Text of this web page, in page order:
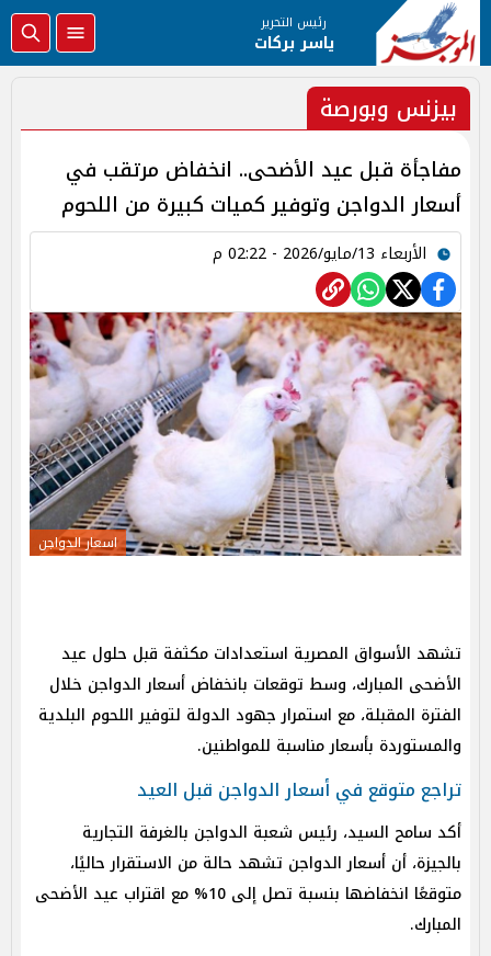
رئيس التحرير
ياسر بركات
بيزنس وبورصة
مفاجأة قبل عيد الأضحى.. انخفاض مرتقب في
أسعار الدواجن وتوفير كميات كبيرة من اللحوم
الأربعاء 13/مايو/2026 - 02:22 م
اسعار الدواجن
تشهد الأسواق المصرية استعدادات مكثفة قبل حلول عيد
الأضحى المبارك، وسط توقعات بانخفاض أسعار الدواجن خلال
الفترة المقبلة، مع استمرار جهود الدولة لتوفير اللحوم البلدية
والمستوردة بأسعار مناسبة للمواطنين.
تراجع متوقع في أسعار الدواجن قبل العيد
أكد سامح السيد، رئيس شعبة الدواجن بالغرفة التجارية
بالجيزة، أن أسعار الدواجن تشهد حالة من الاستقرار حاليًا،
متوقعًا انخفاضها بنسبة تصل إلى 10% مع اقتراب عيد الأضحى
المبارك.